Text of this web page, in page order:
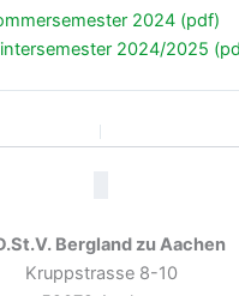
2024 (pdf)
2024/2025
Bergland zu Aachen
Kruppstrasse 8-10